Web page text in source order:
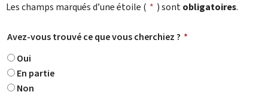
Les champs marqués d’une étoile ( * ) sontobligatoires.
Avez-vous trouvé ce que vous cherchiez ? *
Oui
En partie
Non